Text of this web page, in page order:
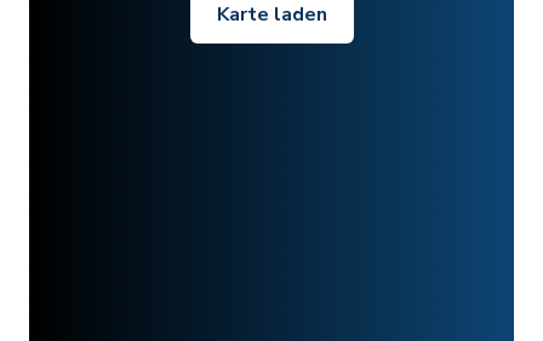
Karte laden